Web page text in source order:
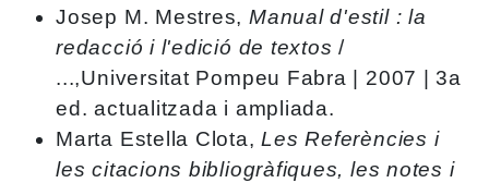
Josep M. Mestres,Manual d'estil : la
redacció i l'edició de textos /
...,Universitat Pompeu Fabra | 2007 | 3a
ed. actualitzada i ampliada.
Marta Estella Clota,Les Referències i
les citacions bibliogràfiques, les notes i